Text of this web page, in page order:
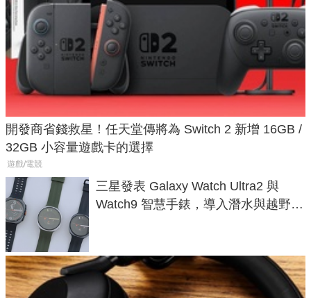
開發商省錢救星！任天堂傳將為 Switch 2 新增 16GB /
32GB 小容量遊戲卡的選擇
遊戲/電競
三星發表 Galaxy Watch Ultra2 與
Watch9 智慧手錶，導入潛水與越野跑